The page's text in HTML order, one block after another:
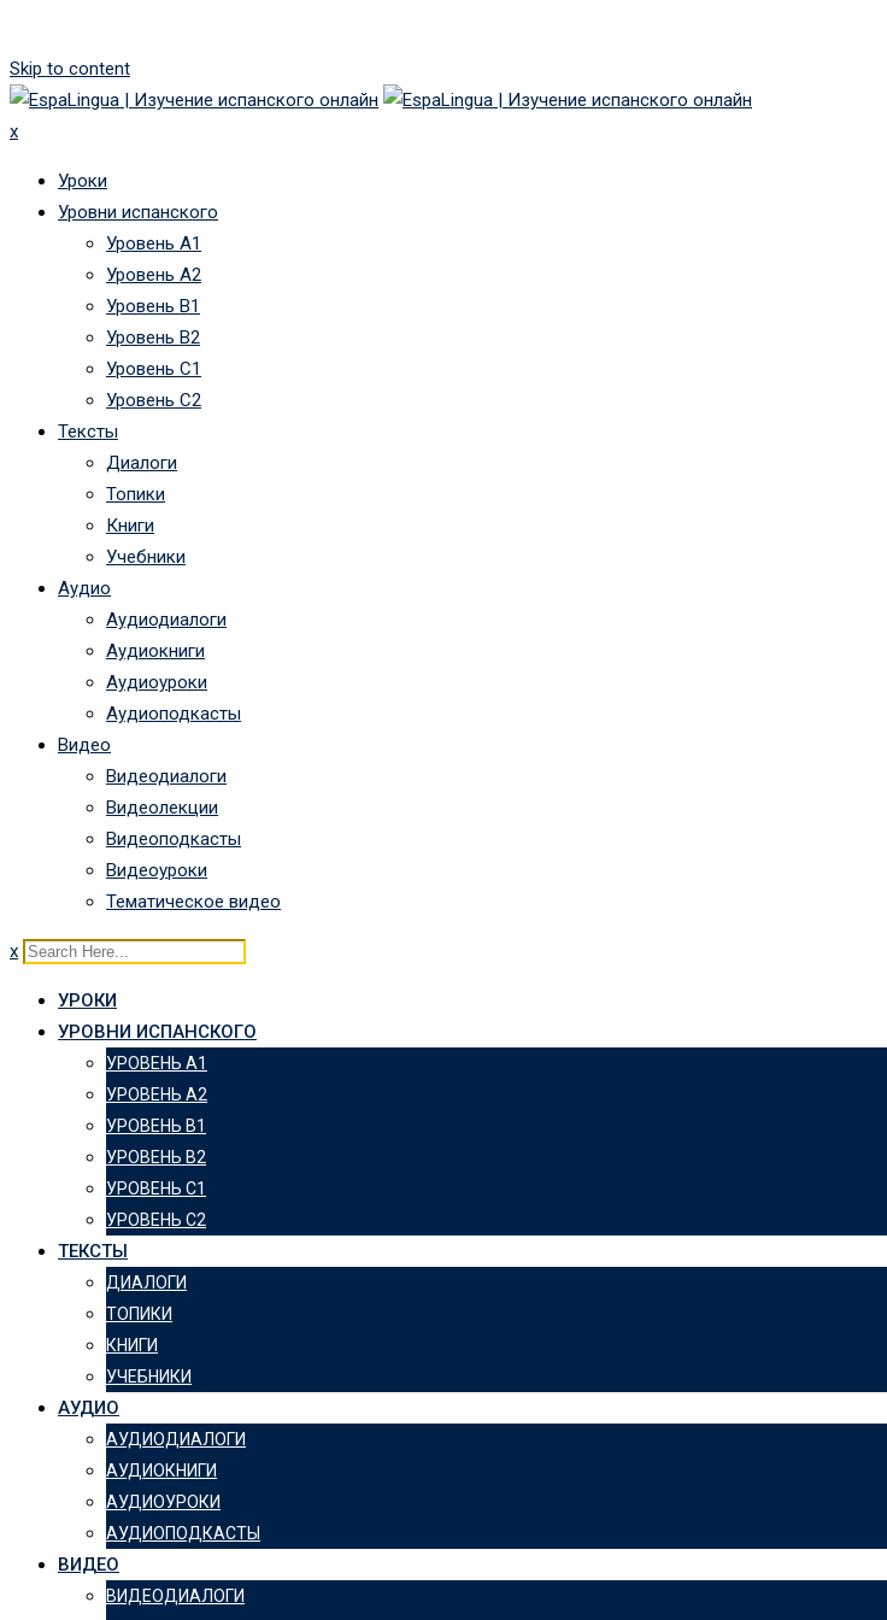
Skip to content
x
Уроки
Уровни испанского
Уровень А1
Уровень А2
Уровень B1
Уровень B2
Уровень C1
Уровень C2
Тексты
Диалоги
Топики
Книги
Учебники
Аудио
Аудиодиалоги
Аудиокниги
Аудиоуроки
Аудиоподкасты
Видео
Видеодиалоги
Видеолекции
Видеоподкасты
Видеоуроки
Тематическое видео
x
УРОКИ
УРОВНИ ИСПАНСКОГО
УРОВЕНЬ А1
УРОВЕНЬ А2
УРОВЕНЬ B1
УРОВЕНЬ B2
УРОВЕНЬ C1
УРОВЕНЬ C2
ТЕКСТЫ
ДИАЛОГИ
ТОПИКИ
КНИГИ
УЧЕБНИКИ
АУДИО
АУДИОДИАЛОГИ
АУДИОКНИГИ
АУДИОУРОКИ
АУДИОПОДКАСТЫ
ВИДЕО
ВИДЕОДИАЛОГИ